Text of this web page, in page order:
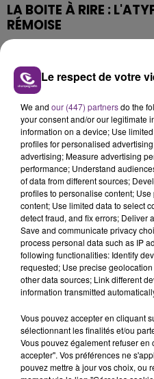
LA BOITE À RIRE :
RÉMOISE
Chaque jour la rédaction
propose un ZOOM sur un
avec les personnalités qui
région.
TITRES DIFFUSÉS
5h47
5h47
Le respect de votre
We and our (447) partnersdo the
your consent and/or our legitimate
information on a device; Use
profiles for personalised
advertising; Measure advertising
performance; Understand
of data from different sources;
profiles to personalise content;
content; Use limited data to select
detect fraud, and fix errors; Deliver
Save and communicate privacy
process personal data such as IP
following functionalities: Identify
requested; Use precise
other data sources; Link different
information transmitted
Vous pouvez accepter en cliquant
sélectionnant les finalités et/ou
Vous pouvez également refuser
accepter". Vos préférences ne
pouvez mettre à jour vos choix, ou